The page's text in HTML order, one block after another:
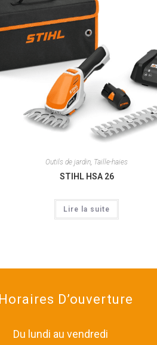
Outils de jardin Taille-haies
STIHL HSA 26
Lire la suite
Horaires D’ouverture
Du lundi au vendredi